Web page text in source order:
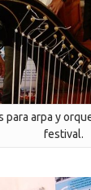
para arpa y
festival.